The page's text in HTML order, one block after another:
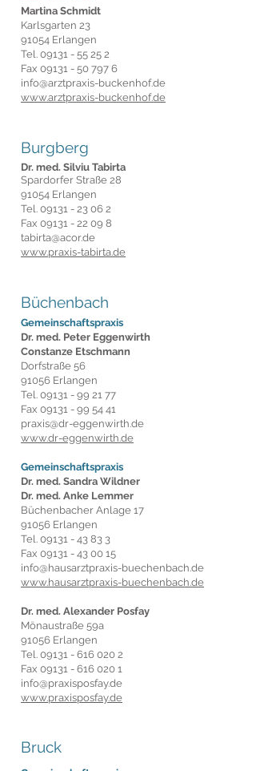
Bruck
Martina Schmidt
Karlsgarten 23
91054 Erlangen
Tel. 09131 - 55 25 2
Fax 09131 - 50 797 6
info@arztpraxis-buckenhof.de
www.arztpraxis-buckenhof.de
Burgberg
Dr. med. Silviu Tabirta
Spardorfer Straße 28
91054 Erlangen
Tel. 09131 - 23 06 2
Fax 09131 - 22 09 8
tabirta@acor.de
www.praxis-tabirta.de
Büchenbach
Gemeinschaftspraxis
Dr. med. Peter Eggenwirth
Constanze Etschmann
Dorfstraße 56
91056 Erlangen
Tel. 09131 - 99 21 77
Fax 09131 - 99 54 41
praxis@dr-eggenwirth.de
www.dr-eggenwirth.de
Gemeinschaftspraxis
Dr. med. Sandra Wildner
Dr. med. Anke Lemmer
Büchenbacher Anlage 17
91056 Erlangen
Tel. 09131 - 43 83 3
Fax 09131 - 43 00 15
info@hausarztpraxis-buechenbach.de
www.hausarztpraxis-buechenbach.de
Dr. med. Alexander Posfay
Mönaustraße 59a
91056 Erlangen
Tel. 09131 - 616 020 2
Fax 09131 - 616 020 1
info@praxisposfay.de
www.praxisposfay.de